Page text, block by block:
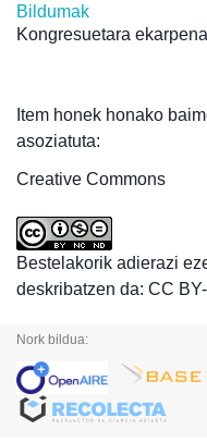
Bildumak
Kongresuetara
Item honek honako
asoziatuta:
Creative Commons
Bestelakorik adierazi
deskribatzen da: CC
Nork bildua: